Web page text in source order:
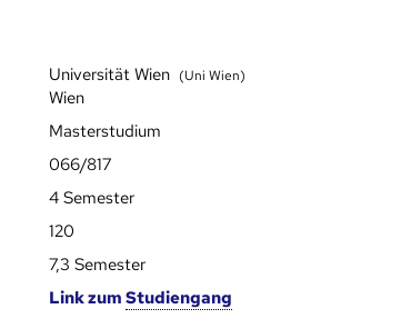
Universität Wien (Uni Wien)
Wien
Masterstudium
066/817
4 Semester
120
7,3 Semester
Link zum Studien­gang